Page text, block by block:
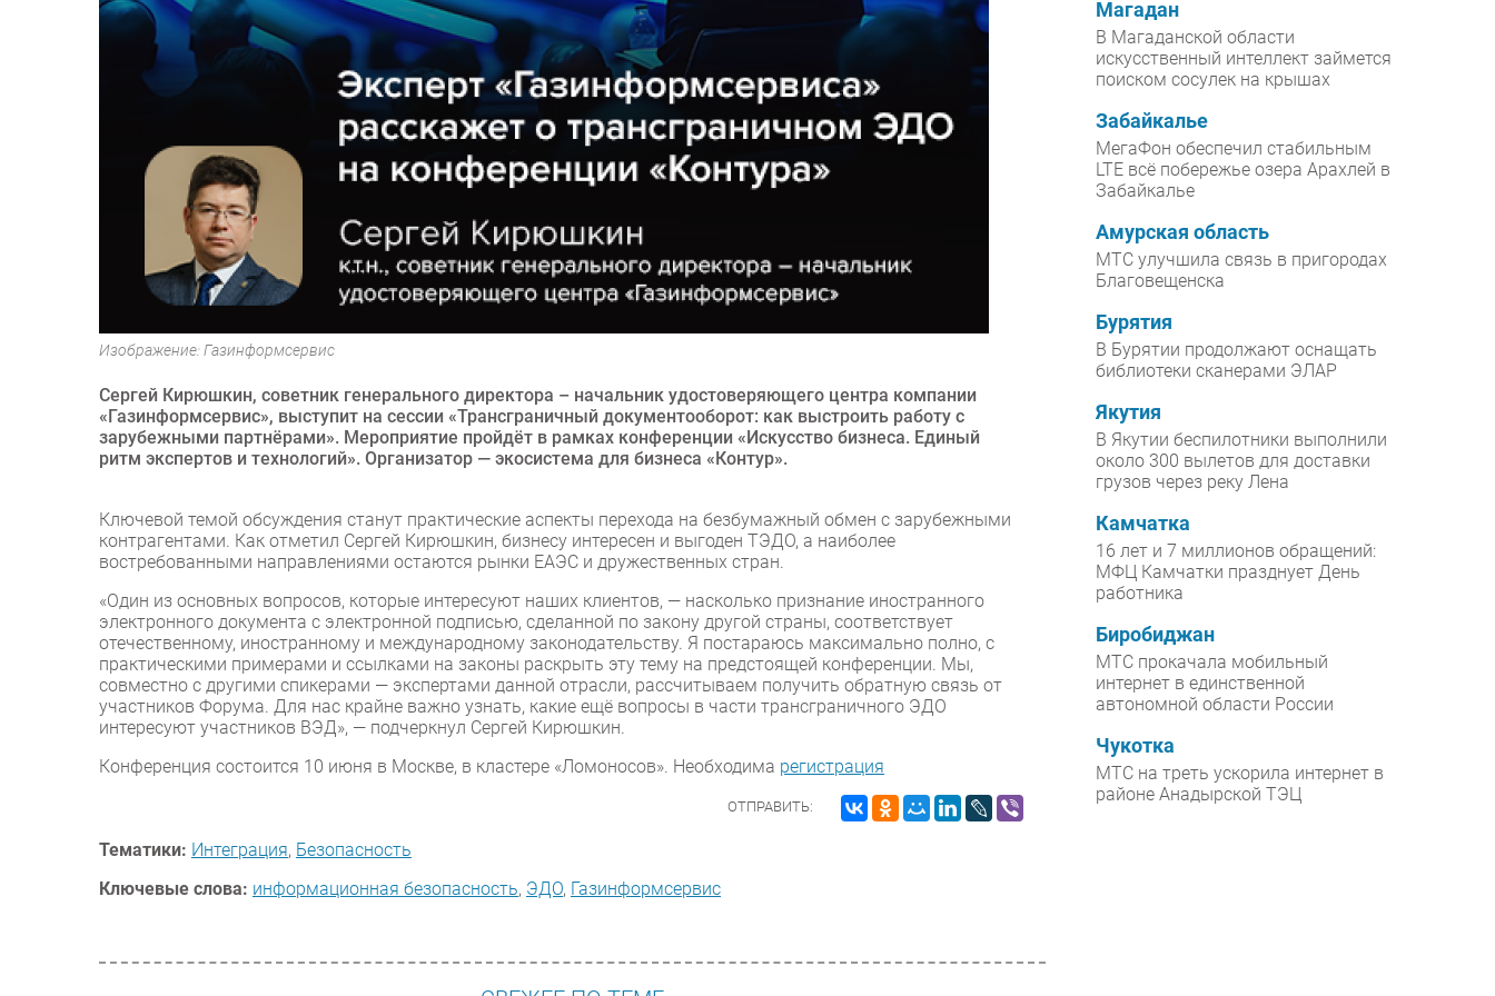
Изображение: Газинформсервис
Сергей Кирюшкин, советник генерального директора – начальник удостоверяющего центра компании
«Газинформсервис», выступит на сессии «Трансграничный документооборот: как выстроить работу с
зарубежными партнёрами». Мероприятие пройдёт в рамках конференции «Искусство бизнеса. Единый
ритм экспертов и технологий». Организатор — экосистема для бизнеса «Контур».
Ключевой темой обсуждения станут практические аспекты перехода на безбумажный обмен с зарубежными
контрагентами. Как отметил Сергей Кирюшкин, бизнесу интересен и выгоден ТЭДО, а наиболее
востребованными направлениями остаются рынки ЕАЭС и дружественных стран.
«Один из основных вопросов, которые интересуют наших клиентов, — насколько признание иностранного
электронного документа с электронной подписью, сделанной по закону другой страны, соответствует
отечественному, иностранному и международному законодательству. Я постараюсь максимально полно, с
практическими примерами и ссылками на законы раскрыть эту тему на предстоящей конференции. Мы,
совместно с другими спикерами — экспертами данной отрасли, рассчитываем получить обратную связь от
участников Форума. Для нас крайне важно узнать, какие ещё вопросы в части трансграничного ЭДО
интересуют участников ВЭД», — подчеркнул Сергей Кирюшкин.
Конференция состоится 10 июня в Москве, в кластере «Ломоносов». Необходима регистрация
ОТПРАВИТЬ:
Тематики: Интеграция, Безопасность
Ключевые слова: информационная безопасность, ЭДО, Газинформсервис
Магадан
В Магаданской области
искусственный интеллект займется
поиском сосулек на крышах
Забайкалье
МегаФон обеспечил стабильным
LTE всё побережье озера Арахлей в
Забайкалье
Амурская область
МТС улучшила связь в пригородах
Благовещенска
Бурятия
В Бурятии продолжают оснащать
библиотеки сканерами ЭЛАР
Якутия
В Якутии беспилотники выполнили
около 300 вылетов для доставки
грузов через реку Лена
Камчатка
16 лет и 7 миллионов обращений:
МФЦ Камчатки празднует День
работника
Биробиджан
МТС прокачала мобильный
интернет в единственной
автономной области России
Чукотка
МТС на треть ускорила интернет в
районе Анадырской ТЭЦ